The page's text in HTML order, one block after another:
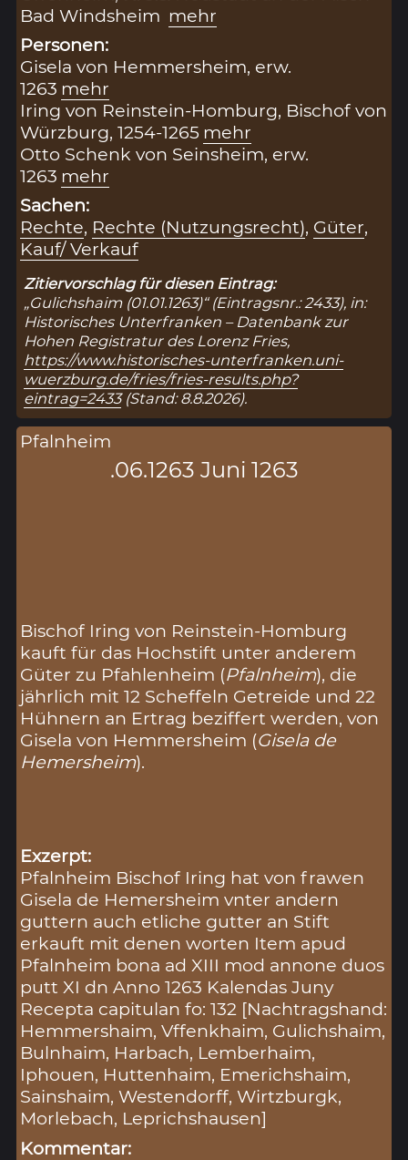
Bad Windsheim mehr
Personen:
Gisela von Hemmersheim, erw.
1263 mehr
Iring von Reinstein-Homburg, Bischof von
Würzburg, 1254-1265 mehr
Otto Schenk von Seinsheim, erw.
1263 mehr
Sachen:
Rechte, Rechte (Nutzungsrecht), Güter,
Kauf/ Verkauf
Zitiervorschlag für diesen Eintrag:
„Gulichshaim (01.01.1263)“ (Eintragsnr.: 2433), in:
Historisches Unterfranken – Datenbank zur
Hohen Registratur des Lorenz Fries,
https://www.historisches-unterfranken.uni-
wuerzburg.de/fries/fries-results.php?
eintrag=2433(Stand: 8.8.2026).
Pfalnheim
.06.1263 Juni 1263
Bischof Iring von Reinstein-Homburg
kauft für das Hochstift unter anderem
Güter zu Pfahlenheim (Pfalnheim), die
jährlich mit 12 Scheffeln Getreide und 22
Hühnern an Ertrag beziffert werden, von
Gisela von Hemmersheim (Gisela de
Hemersheim).
Exzerpt:
Pfalnheim Bischof Iring hat von frawen
Gisela de Hemersheim vnter andern
guttern auch etliche gutter an Stift
erkauft mit denen worten Item apud
Pfalnheim bona ad XIII mod annone duos
putt XI dn Anno 1263 Kalendas Juny
Recepta capitulan fo: 132 [Nachtragshand:
Hemmershaim, Vffenkhaim, Gulichshaim,
Bulnhaim, Harbach, Lemberhaim,
Iphouen, Huttenhaim, Emerichshaim,
Sainshaim, Westendorff, Wirtzburgk,
Morlebach, Leprichshausen]
Kommentar: